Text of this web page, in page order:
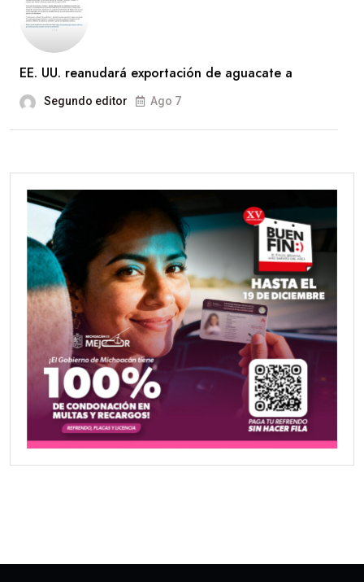
EE. UU. reanudará exportación de aguacate a
Segundo editor Ago 7